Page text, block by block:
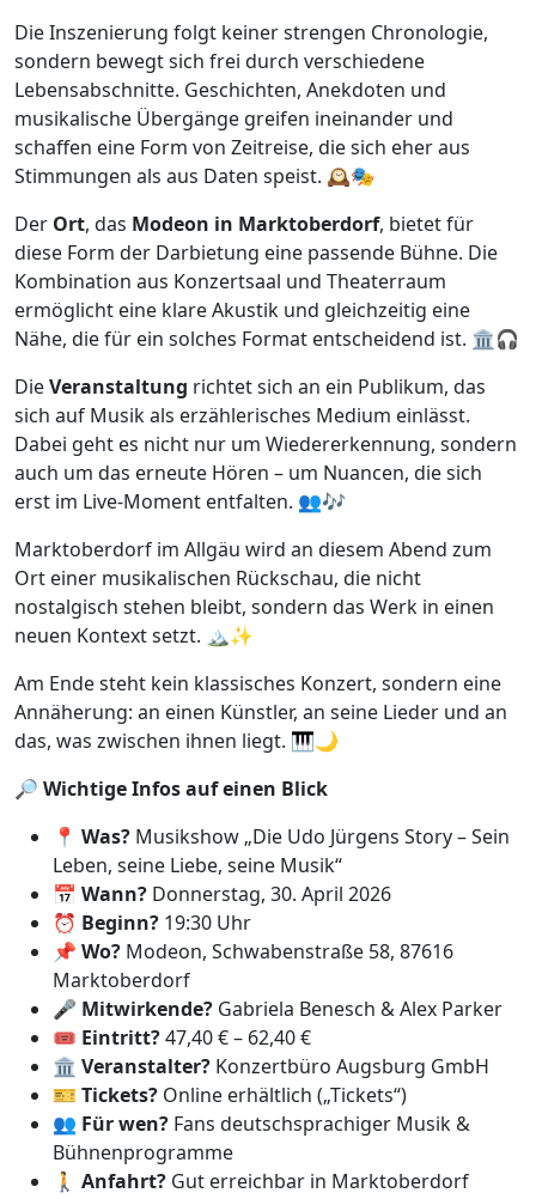
Die Inszenierung folgt keiner strengen Chronologie,
sondern bewegt sich frei durch verschiedene
Lebensabschnitte. Geschichten, Anekdoten und
musikalische Übergänge greifen ineinander und
schaffen eine Form von Zeitreise, die sich eher aus
Stimmungen als aus Daten speist. 🕰️🎭
Der Ort, das Modeon in Marktoberdorf, bietet für
diese Form der Darbietung eine passende Bühne. Die
Kombination aus Konzertsaal und Theaterraum
ermöglicht eine klare Akustik und gleichzeitig eine
Nähe, die für ein solches Format entscheidend ist. 🏛️🎧
DieVeranstaltung richtet sich an ein Publikum, das
sich auf Musik als erzählerisches Medium einlässt.
Dabei geht es nicht nur um Wiedererkennung, sondern
auch um das erneute Hören – um Nuancen, die sich
erst im Live-Moment entfalten. 👥🎶
Marktoberdorf im Allgäu wird an diesem Abend zum
Ort einer musikalischen Rückschau, die nicht
nostalgisch stehen bleibt, sondern das Werk in einen
neuen Kontext setzt. 🏔️✨
Am Ende steht kein klassisches Konzert, sondern eine
Annäherung: an einen Künstler, an seine Lieder und an
das, was zwischen ihnen liegt. 🎹🌙
🔎 Wichtige Infos auf einen Blick
📍 Was? Musikshow „Die Udo Jürgens Story – Sein
Leben, seine Liebe, seine Musik“
📅 Wann? Donnerstag, 30. April 2026
⏰ Beginn? 19:30 Uhr
📌 Wo? Modeon, Schwabenstraße 58, 87616
Marktoberdorf
🎤 Mitwirkende? Gabriela Benesch & Alex Parker
🎟️ Eintritt?47,40 € – 62,40 €
🏛️ Veranstalter? Konzertbüro Augsburg GmbH
🎫 Tickets? Online erhältlich („Tickets“)
👥 Für wen? Fans deutschsprachiger Musik &
Bühnenprogramme
🚶 Anfahrt? Gut erreichbar in Marktoberdorf